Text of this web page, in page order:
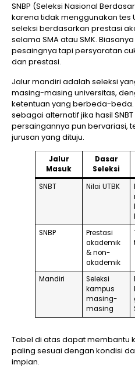
SNBP (Seleksi Nasional
karena tidak menggunakan tes
seleksi berdasarkan prestasi
selama SMA atau SMK.
pesaingnya tapi persyaratan
dan prestasi.
Jalur mandiri adalah seleksi
masing-masing universitas,
ketentuan yang berbeda-
sebagai alternatif jika hasil
persaingannya pun bervariasi,
jurusan yang dituju.
Jalur
Masuk
Dasar
Seleksi
SNBT
Nilai UTBK
SNBP
Prestasi
akademik
& non-
akademik
Mandiri
Seleksi
kampus
masing-
masing
Tabel di atas dapat membantu
paling sesuai dengan kondisi
impian.